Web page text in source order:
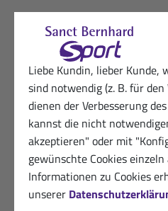
Liebe Kundin, lieber Kunde,
sind notwendig (z. B. für
dienen der Verbesserung
kannst die nicht
akzeptieren" oder mit
gewünschte Cookies
Informationen zu Cookies
unserer